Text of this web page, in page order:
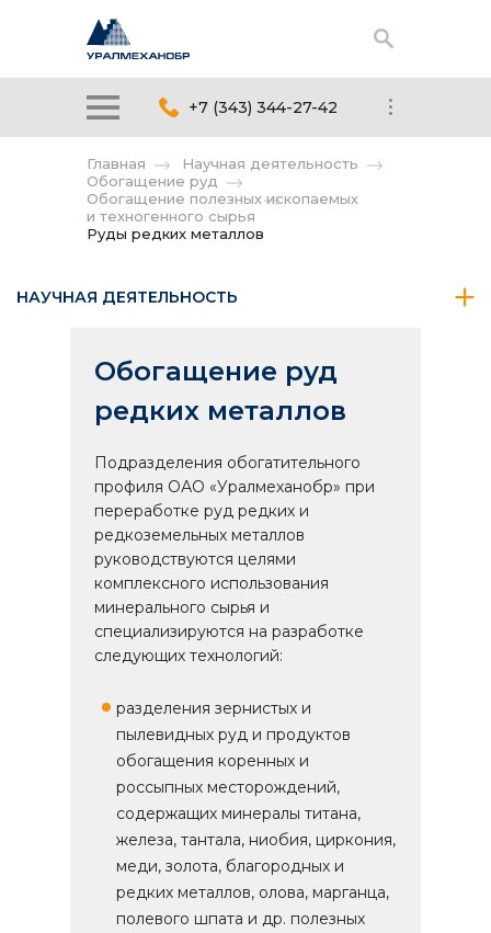
+7 (343) 344-27-42
Главная
Научная деятельность
Обогащение руд
Обогащение полезных ископаемых
и техногенного сырья
Руды редких металлов
НАУЧНАЯ ДЕЯТЕЛЬНОСТЬ
Обогащение руд
редких металлов
Подразделения обогатительного
профиля ОАО «Уралмеханобр» при
переработке руд редких и
редкоземельных металлов
руководствуются целями
комплексного использования
минерального сырья и
специализируются на разработке
следующих технологий:
разделения зернистых и
пылевидных руд и продуктов
обогащения коренных и
россыпных месторождений,
содержащих минералы титана,
железа, тантала, ниобия, циркония,
меди, золота, благородных и
редких металлов, олова, марганца,
полевого шпата и др. полезных